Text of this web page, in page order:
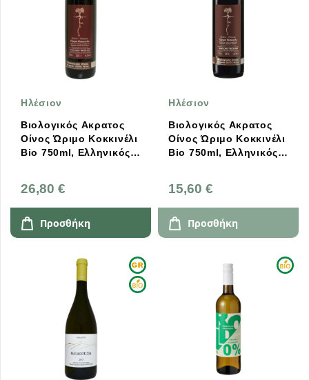
Ηλέσιον
Βιολογικός Ακρατος
Οίνος Ώριμο Κοκκινέλι
Bio 750ml, Ελληνικός,
26,80 €
Προσθήκη
Ηλέσιον
Βιολογικός Ακρατος
Οίνος Ώριμο Κοκκινέλι
Bio 750ml, Ελληνικός,
15,60 €
Προσθήκη